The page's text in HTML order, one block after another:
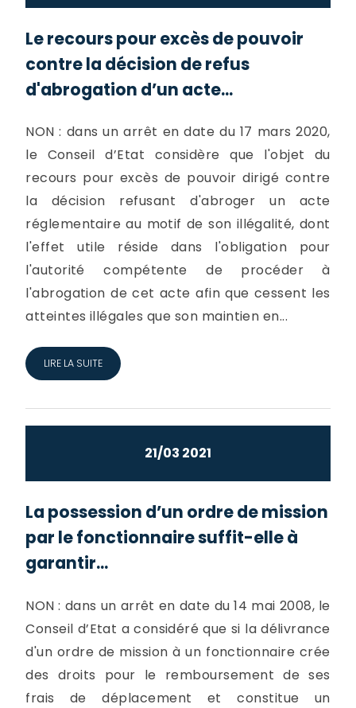
Le recours pour excès de pouvoir
contre la décision de refus
d'abrogation d’un acte...
NON : dans un arrêt en date du 17 mars 2020,
le Conseil d’Etat considère que l'objet du
recours pour excès de pouvoir dirigé contre
la décision refusant d'abroger un acte
réglementaire au motif de son illégalité, dont
l'effet utile réside dans l'obligation pour
l'autorité compétente de procéder à
l'abrogation de cet acte afin que cessent les
atteintes illégales que son maintien en...
LIRE LA SUITE
21/03 2021
La possession d’un ordre de mission
par le fonctionnaire suffit-elle à
garantir...
NON : dans un arrêt en date du 14 mai 2008, le
Conseil d’Etat a considéré que si la délivrance
d'un ordre de mission à un fonctionnaire crée
des droits pour le remboursement de ses
frais de déplacement et constitue un